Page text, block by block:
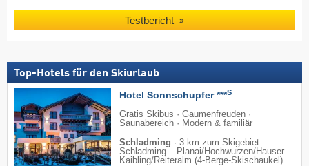
Testbericht
Top-Hotels für den Skiurlaub
Hotel Sonnschupfer ***S
Gratis Skibus · Gaumenfreuden ·
Saunabereich · Modern & familiär
Schladming · 3 km zum Skigebiet
Schladming – Planai/​Hochwurzen/​Hauser
Kaibling/​Reiteralm (4-Berge-Skischaukel)